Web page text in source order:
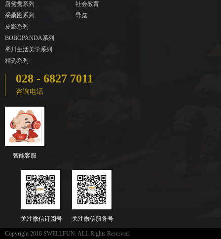
唐鸳鸯系列
采桑图系列
皮影系列
BOBOPANDA系列
蜀川生活美学系列
精选系列
社会教育
导览
028 - 6827 7011
咨询电话
智能客服
关注微信服务号
关注微信订阅号
Copyright 2018 SWELLFUN. ALL Rights Reserved.